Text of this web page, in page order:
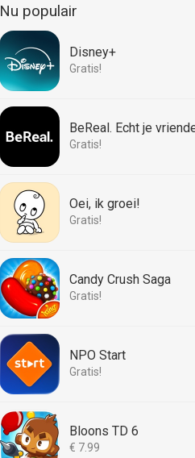
Nu populair
Disney+
Gratis!
BeReal. Echt je
Gratis!
Oei, ik groei!
Gratis!
Candy Crush Saga
Gratis!
NPO Start
Gratis!
Bloons TD 6
€ 7.99